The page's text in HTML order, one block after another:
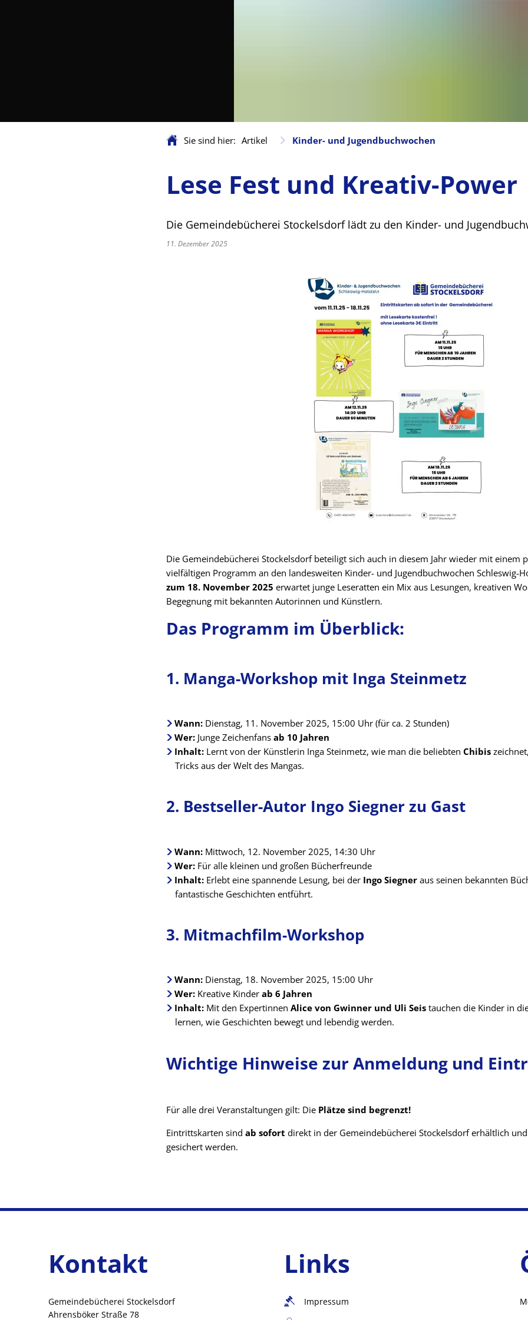
Sie sind hier: Artikel Kinder- und Jugendbuchwochen
Lese Fest und Kreativ-Power
Die Gemeindebücherei Stockelsdorf lädt zu den Kinder- und
11. Dezember 2025
Die Gemeindebücherei Stockelsdorf beteiligt sich auch in diesem Jahr wieder mit einem
vielfältigen Programm an den landesweiten Kinder- und Jugendbuchwochen Schleswig-
zum 18. November 2025 erwartet junge Leseratten ein Mix aus Lesungen, kreativen
Begegnung mit bekannten Autorinnen und Künstlern.
Das Programm im Überblick:
1. Manga-Workshop mit Inga Steinmetz
Wann: Dienstag, 11. November 2025, 15:00 Uhr (für ca. 2 Stunden)
Wer: Junge Zeichenfans ab 10 Jahren
Inhalt: Lernt von der Künstlerin Inga Steinmetz, wie man die beliebten Chibis
Tricks aus der Welt des Mangas.
2. Bestseller-Autor Ingo Siegner zu Gast
Wann: Mittwoch, 12. November 2025, 14:30 Uhr
Wer: Für alle kleinen und großen Bücherfreunde
Inhalt: Erlebt eine spannende Lesung, bei der Ingo Siegner aus seinen bekannten
fantastische Geschichten entführt.
3. Mitmachfilm-Workshop
Wann: Dienstag, 18. November 2025, 15:00 Uhr
Wer: Kreative Kinder ab 6 Jahren
Inhalt: Mit den Expertinnen Alice von Gwinner und Uli Seis tauchen die Kinder in
lernen, wie Geschichten bewegt und lebendig werden.
Wichtige Hinweise zur Anmeldung und
Für alle drei Veranstaltungen gilt: Die Plätze sind begrenzt!
Eintrittskarten sind ab sofort direkt in der Gemeindebücherei Stockelsdorf erhältlich
gesichert werden.
Kontakt
Gemeindebücherei Stockelsdorf
Ahrensböker Straße 78
Links
Impressum